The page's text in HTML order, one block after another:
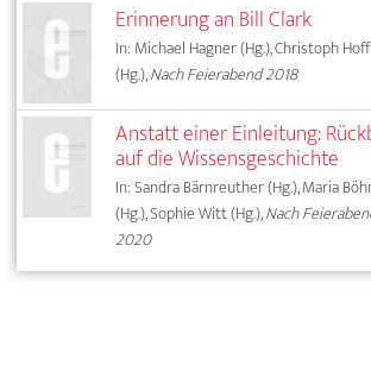
Erinnerung an Bill Clark
In: Michael Hagner (Hg.), Christoph
(Hg.),Nach Feierabend 2018
Anstatt einer Einleitung:
auf die Wissensgeschichte
In: Sandra Bärnreuther (Hg.), Maria
(Hg.), Sophie Witt (Hg.),Nach
2020